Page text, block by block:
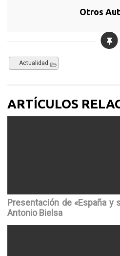
Otros
Actualidad
ARTÍCULOS
Presentación de «España y
Antonio Bielsa